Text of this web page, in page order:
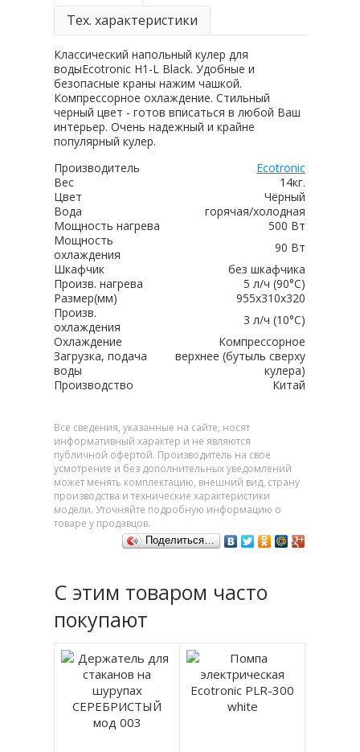
Тех. характеристики
Классический напольный кулер для
водыEcotronic H1-L Black. Удобные и
безопасные краны нажим чашкой.
Компрессорное охлаждение. Стильный
черный цвет - готов вписаться в любой Ваш
интерьер. Очень надежный и крайне
популярный кулер.
Производитель
Ecotronic
Вес
14кг.
Цвет
Чёрный
Вода
горячая/холодная
Мощность нагрева
500 Вт
Мощность
охлаждения
90 Вт
Шкафчик
без шкафчика
Произв. нагрева
5 л/ч (90°C)
Размер(мм)
955x310x320
Произв.
охлаждения
3 л/ч (10°C)
Охлаждение
Компрессорное
Загрузка, подача
воды
верхнее (бутыль сверху
кулера)
Производство
Китай
Все сведения, указанные на сайте, носят
информативный характер и не являются
публичной офертой. Производитель на свое
усмотрение и без дополнительных уведомлений
может менять комплектацию, внешний вид, страну
производства и технические характеристики
модели. Уточняйте подробную информацию о
товаре у продавцов.
Поделиться…
С этим товаром часто
покупают